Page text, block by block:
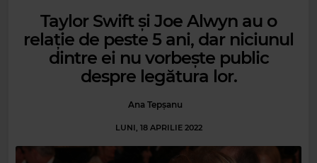
Taylor Swift și Joe Alwyn au o
relație de peste 5 ani, dar niciunul
dintre ei nu vorbește public
despre legătura lor.
Ana Tepșanu
LUNI, 18 APRILIE 2022